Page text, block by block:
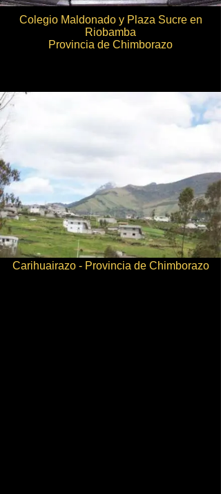
Colegio Maldonado y Plaza Sucre en
Riobamba
Provincia de Chimborazo
Carihuairazo - Provincia de Chimborazo